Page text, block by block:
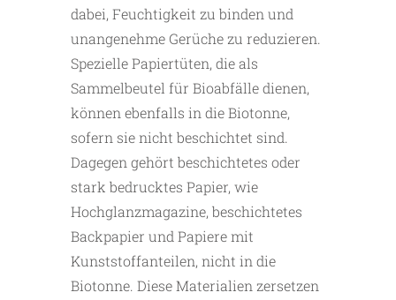
dabei, Feuchtigkeit zu binden und
unangenehme Gerüche zu reduzieren.
Spezielle Papiertüten, die als
Sammelbeutel für Bioabfälle dienen,
können ebenfalls in die Biotonne,
sofern sie nicht beschichtet sind.
Dagegen gehört beschichtetes oder
stark bedrucktes Papier, wie
Hochglanzmagazine, beschichtetes
Backpapier und Papiere mit
Kunststoffanteilen, nicht in die
Biotonne. Diese Materialien zersetzen